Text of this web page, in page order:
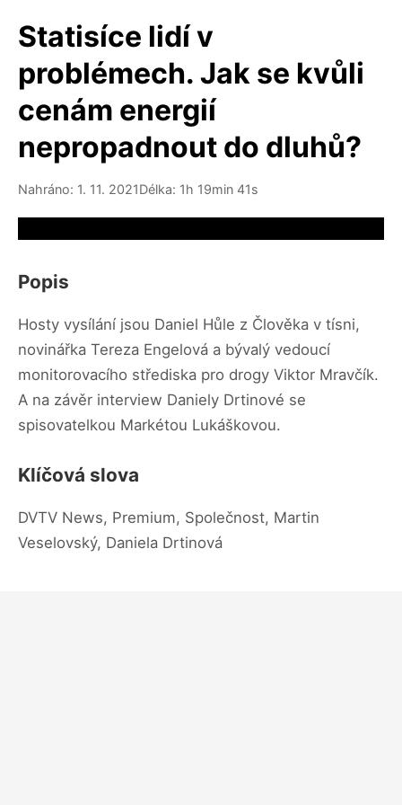
Statisíce lidí v
problémech. Jak se kvůli
cenám energií
nepropadnout do dluhů?
Nahráno: 1. 11. 2021Délka: 1h 19min 41s
Popis
Hosty vysílání jsou Daniel Hůle z Člověka v tísni,
novinářka Tereza Engelová a bývalý vedoucí
monitorovacího střediska pro drogy Viktor Mravčík.
A na závěr interview Daniely Drtinové se
spisovatelkou Markétou Lukáškovou.
Klíčová slova
DVTV News, Premium, Společnost, Martin
Veselovský, Daniela Drtinová